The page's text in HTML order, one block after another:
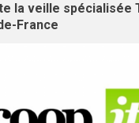
la veille spécialisée
France